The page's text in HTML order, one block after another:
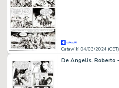
Catawiki 04/03/2024 (CET)